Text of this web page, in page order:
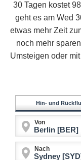
30 Tagen kostet
geht es am Wed
etwas mehr Zeit
noch mehr
Umsteigen oder
Hin- und
Von
Nach